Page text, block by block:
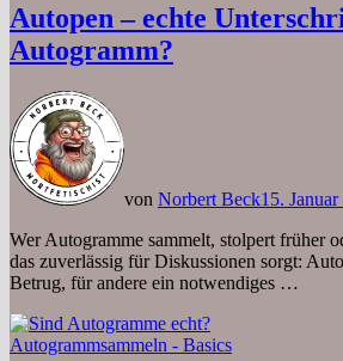
Autopen – echte
Autogramm?
von Norbert Beck15.
Wer Autogramme sammelt, stolpert früher
das zuverlässig für Diskussionen sorgt:
Betrug, für andere ein notwendiges …
Autogrammsammeln - Basics